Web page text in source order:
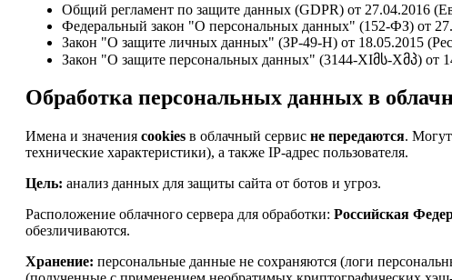
Общий регламент по защите данных (GDPR) от 27.04.2016
Федеральный закон "О персональных данных" (152-ФЗ) от
Закон "О защите личных данных" (ЗР-49-Н) от 18.05.2015
Закон "О защите персональных данных" (3144-XIმს-Xმპ) от
Обработка персональных данных в
Имена и значения cookies в облачный сервис не передаются. Могут
технические характеристики), а также IP-адрес пользователя.
Цель: анализ данных для защиты сайта от ботов и угроз.
Расположение облачного сервера для обработки: Российская
обезличиваются.
Хранение: персональные данные не сохраняются (логи